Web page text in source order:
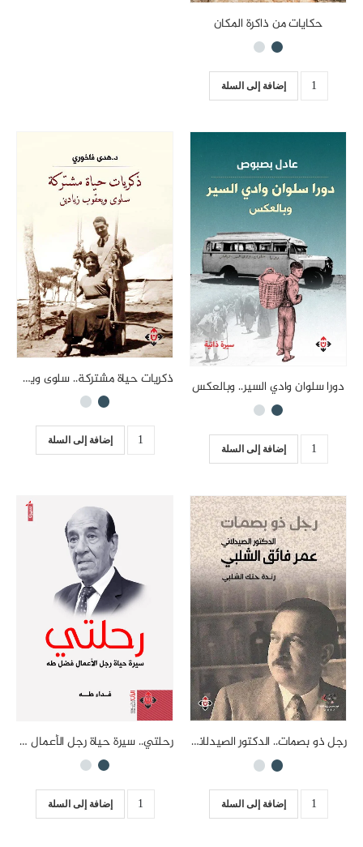
حكايات من ذاكرة المكان
إضافة إلى السلة
دورا سلوان وادي السير.. وبالعكس
إضافة إلى السلة
ذكريات حياة مشتركة.. سلوى ويعقوب زيادين
إضافة إلى السلة
رجل ذو بصمات.. الدكتور الصيدلاني عمر فائق الشلبي
إضافة إلى السلة
رحلتي.. سيرة حياة رجل الأعمال فضل طه
إضافة إلى السلة